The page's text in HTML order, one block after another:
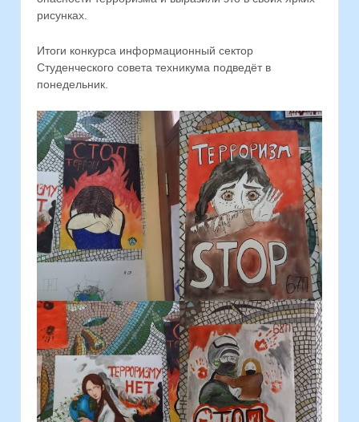
рисунках.
⁣Итоги конкурса информационный сектор
Студенческого совета техникума подведёт в
понедельник.